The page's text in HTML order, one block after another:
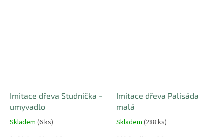
Imitace dřeva Studnička -
umyvadlo
Skladem (6 ks)
Imitace dřeva Palisáda
malá
Skladem (288 ks)